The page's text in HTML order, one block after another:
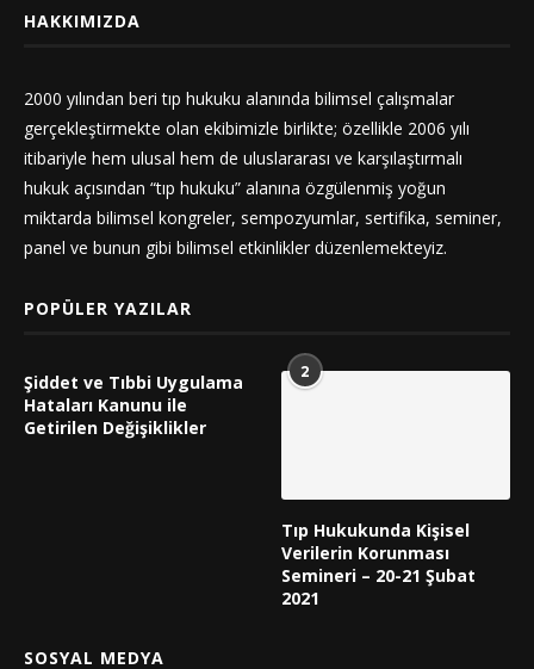
HAKKIMIZDA
2000 yılından beri tıp hukuku alanında bilimsel çalışmalar
gerçekleştirmekte olan ekibimizle birlikte; özellikle 2006 yılı
itibariyle hem ulusal hem de uluslararası ve karşılaştırmalı
hukuk açısından “tıp hukuku” alanına özgülenmiş yoğun
miktarda bilimsel kongreler, sempozyumlar, sertifika, seminer,
panel ve bunun gibi bilimsel etkinlikler düzenlemekteyiz.
POPÜLER YAZILAR
Şiddet ve Tıbbi Uygulama
Hataları Kanunu ile
Getirilen Değişiklikler
2
Tıp Hukukunda Kişisel
Verilerin Korunması
Semineri – 20-21 Şubat
2021
SOSYAL MEDYA